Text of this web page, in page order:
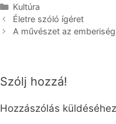
Kategória
Kultúra
Életre szóló ígéret
A művészet az
Szólj hozzá!
Hozzászólás küldéséhez